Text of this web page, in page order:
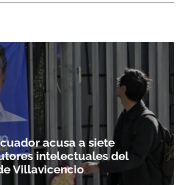
acusa a siete
intelectuales del
Villavicencio